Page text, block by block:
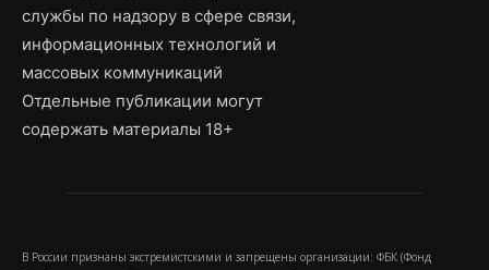
службы по надзору в сфере связи,
информационных технологий и
массовых коммуникаций
Отдельные публикации могут
содержать материалы 18+
В России признаны экстремистскими и запрещены организации: ФБК (Фонд